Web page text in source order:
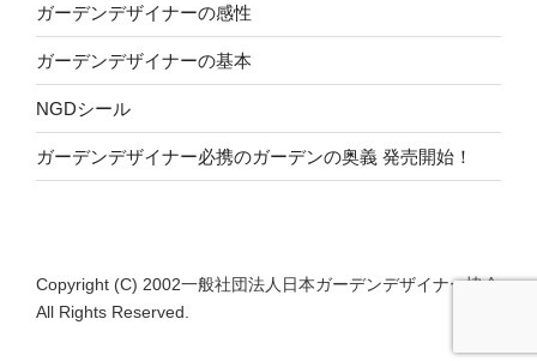
ガーデンデザイナーの感性
ガーデンデザイナーの基本
NGDシール
ガーデンデザイナー必携のガーデンの奥義 発売開始！
Copyright (C) 2002一般社団法人日本ガーデンデザイナー協会
All Rights Reserved.